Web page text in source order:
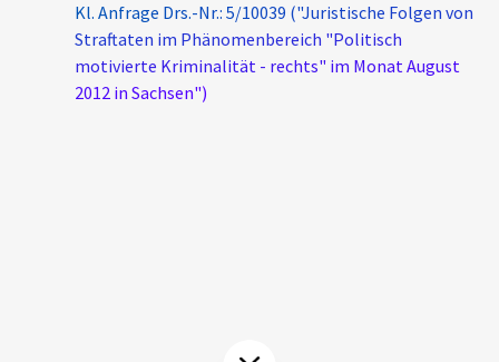
Pressemitteilungen
Podcasts
Projektbeschreibung
Kontakt
Kl. Anfrage Drs.-Nr.: 5/10039 ("Juristische Folgen von
Straftaten im Phänomenbereich "Politisch
motivierte Kriminalität - rechts" im Monat August
2012 in Sachsen")